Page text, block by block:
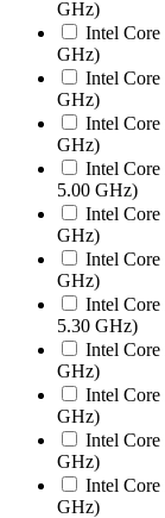
GHz)
Intel
GHz)
Intel
GHz)
Intel
GHz)
Intel
5.00 GHz)
Intel Core
GHz)
Intel
GHz)
Intel
5.30 GHz)
Intel
GHz)
Intel
GHz)
Intel
GHz)
Intel
GHz)